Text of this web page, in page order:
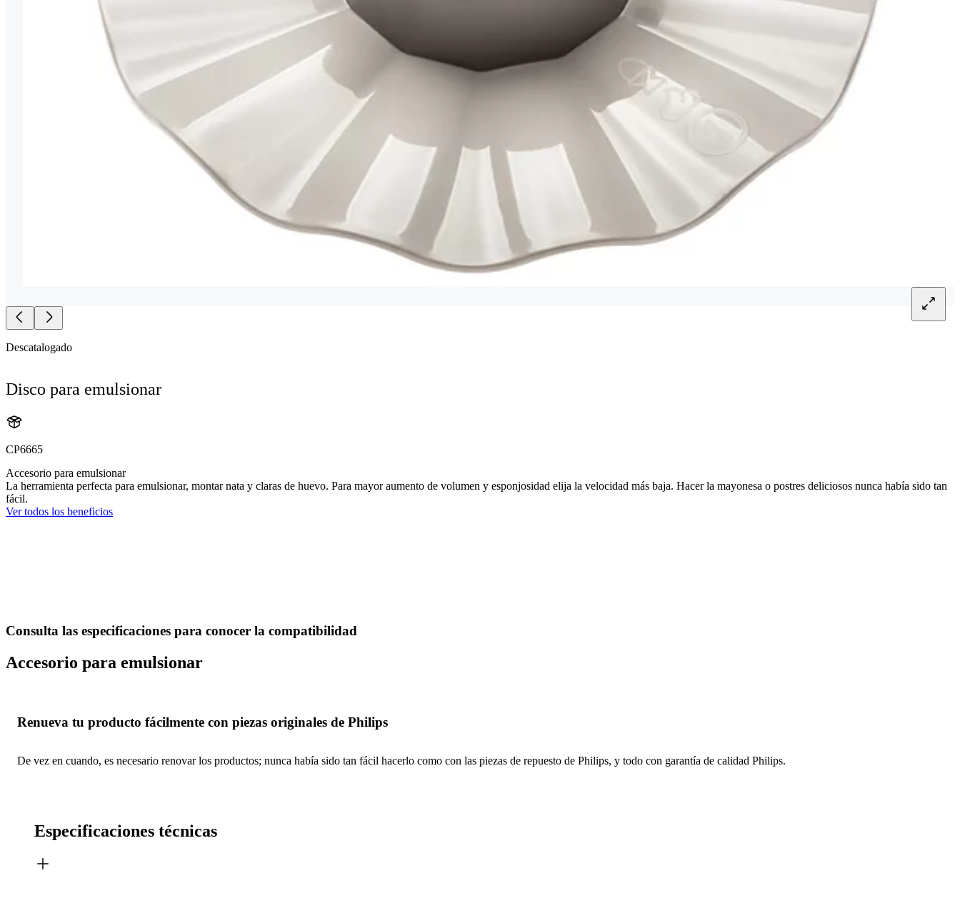
Descatalogado
Disco para emulsionar
CP6665
Accesorio para emulsionar
La herramienta perfecta para emulsionar, montar nata y claras de huevo. Para mayor aumento de volumen y esponjosidad elija la velocidad más baja. Hacer la mayonesa o postres deliciosos nunca había sido tan
fácil.
Ver todos los beneficios
Consulta las especificaciones para conocer la compatibilidad
Accesorio para emulsionar
Renueva tu producto fácilmente con piezas originales de Philips
De vez en cuando, es necesario renovar los productos; nunca había sido tan fácil hacerlo como con las piezas de repuesto de Philips, y todo con garantía de calidad Philips.
Especificaciones técnicas